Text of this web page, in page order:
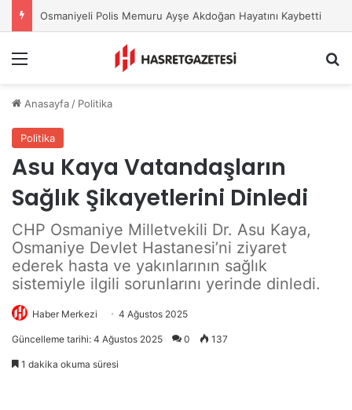
Osmaniyeli Polis Memuru Ayşe Akdoğan Hayatını Kaybetti
Anasayfa / Politika
Politika
Asu Kaya Vatandaşların
Sağlık Şikayetlerini Dinledi
CHP Osmaniye Milletvekili Dr. Asu Kaya,
Osmaniye Devlet Hastanesi’ni ziyaret
ederek hasta ve yakınlarının sağlık
sistemiyle ilgili sorunlarını yerinde dinledi.
Haber Merkezi 4 Ağustos 2025
Güncelleme tarihi: 4 Ağustos 2025 0 137
1 dakika okuma süresi